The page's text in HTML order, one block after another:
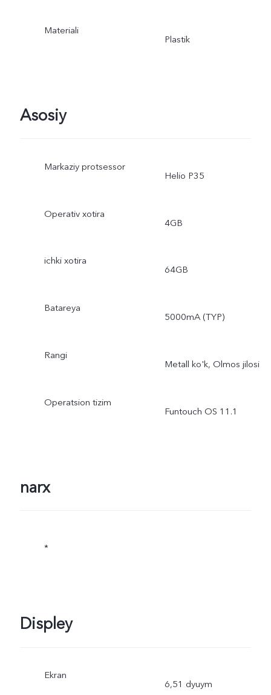
Materiali
Plastik
Asosiy
Markaziy protsessor
Helio P35
Operativ xotira
4GB
ichki xotira
64GB
Batareya
5000mA (TYP)
Rangi
Metall ko'k, Olmos jilosi
Operatsion tizim
Funtouch OS 11.1
narx
*
Displey
Ekran
6,51 dyuym